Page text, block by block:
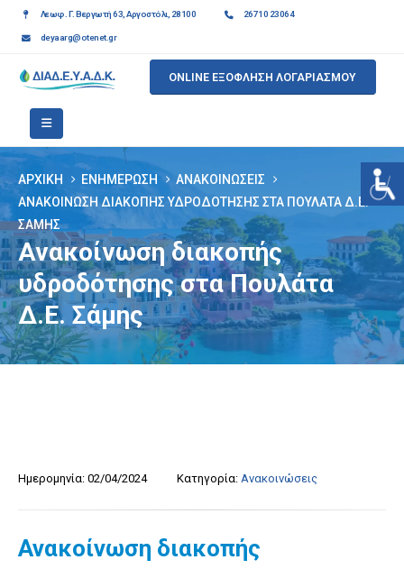
Λεωφ. Γ. Βεργωτή 63, Αργοστόλι, 28100 26710 23064
deyaarg@otenet.gr
ONLINE ΕΞΟΦΛΗΣΗ ΛΟΓΑΡΙΑΣΜΟΥ
ΑΡΧΙΚΉ ΕΝΗΜΈΡΩΣΗ
ΑΝΑΚΟΙΝΏΣΕΙΣ
ΑΝΑΚΟΊΝΩΣΗ ΔΙΑΚΟΠΉΣ ΥΔΡΟΔΌΤΗΣΗΣ ΣΤΑ ΠΟΥΛΆΤΑ Δ.Ε.
ΣΆΜΗΣ
Ανακοίνωση διακοπής
υδροδότησης στα Πουλάτα
Δ.Ε. Σάμης
Ημερομηνία: 02/04/2024 Κατηγορία: Ανακοινώσεις
Ανακοίνωση διακοπής